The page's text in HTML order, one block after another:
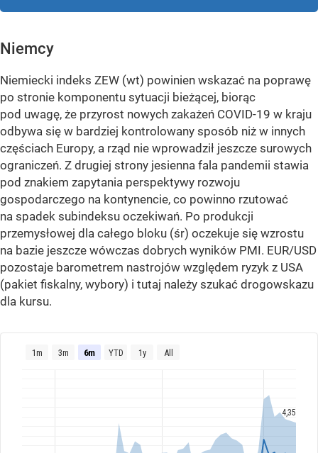
Niemcy
Niemiecki indeks ZEW (wt) powinien wskazać na poprawę
po stronie komponentu sytuacji bieżącej, biorąc
pod uwagę, że przyrost nowych zakażeń COVID-19 w kraju
odbywa się w bardziej kontrolowany sposób niż w innych
częściach Europy, a rząd nie wprowadził jeszcze surowych
ograniczeń. Z drugiej strony jesienna fala pandemii stawia
pod znakiem zapytania perspektywy rozwoju
gospodarczego na kontynencie, co powinno rzutować
na spadek subindeksu oczekiwań. Po produkcji
przemysłowej dla całego bloku (śr) oczekuje się wzrostu
na bazie jeszcze wówczas dobrych wyników PMI. EUR/USD
pozostaje barometrem nastrojów względem ryzyk z USA
(pakiet fiskalny, wybory) i tutaj należy szukać drogowskazu
dla kursu.